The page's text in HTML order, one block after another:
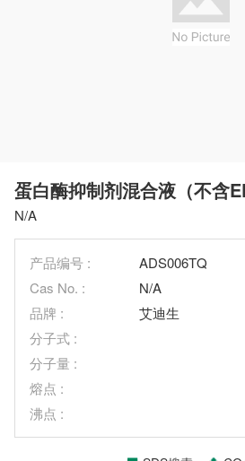
蛋白酶抑制剂混合液（不含
N/A
产品编号 :
ADS006TQ
Cas No. :
N/A
品牌 :
艾迪生
分子式 :
分子量 :
熔点 :
沸点 :